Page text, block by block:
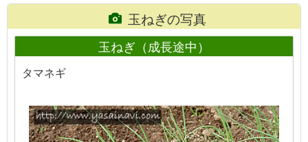
玉ねぎの写真
玉ねぎ（成長途中）
タマネギ